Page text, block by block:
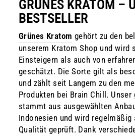
GRÜNES KRATOM –
BESTSELLER
Grünes Kratom gehört zu den
unserem Kratom Shop und wird
Einsteigern als auch von
geschätzt. Die Sorte gilt als
und zählt seit Langem zu den
Produkten bei Brain Chill. Unser
stammt aus ausgewählten
Indonesien und wird regelmäßig
Qualität geprüft. Dank